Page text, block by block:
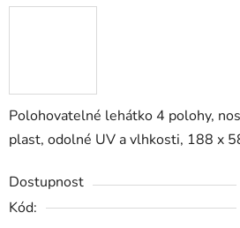
Polohovatelné lehátko 4 polohy,
plast, odolné UV a vlhkosti, 188 x
Dostupnost
Kód: